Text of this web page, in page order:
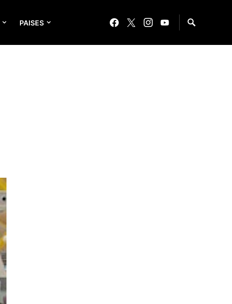
PAISES